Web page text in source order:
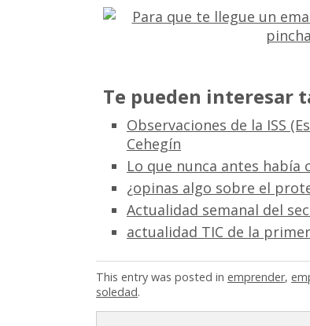
Te pueden interesar
Observaciones de la ISS
Cehegín
Lo que nunca antes
¿opinas algo sobre el
Actualidad semanal del
actualidad TIC de la
This entry was posted in emprender,
soledad.